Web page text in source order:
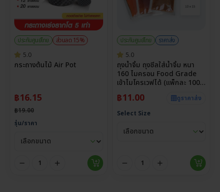
ประกันศูนย์ไทย
ส่วนลด 15%
5.0
กระถางต้นไม้ Air Pot
฿16.15
฿19.00
รุ่น/ราคา
ประกันศูนย์ไทย
ราคาส่ง
5.0
ถุงน้ำจิ้ม ถุงซีลใส่น้ำจิ้ม หนา
160 ไมครอน Food Grade
เข้าไมโครเวฟได้ (แพ็กละ 100
฿11.00
ดูราคาส่ง
Select Size